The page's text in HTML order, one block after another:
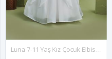
Luna 7-11 Yaş Kız Çocuk Elbise 30167 Kırık Beyaz